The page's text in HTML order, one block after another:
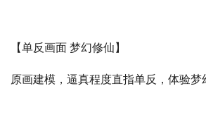
【单反画面 梦幻修仙】
原画建模，逼真程度直指单反，体验梦